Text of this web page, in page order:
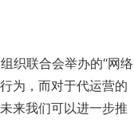
织联合会举办的“网络
行为，而对于代运营的
来我们可以进一步推